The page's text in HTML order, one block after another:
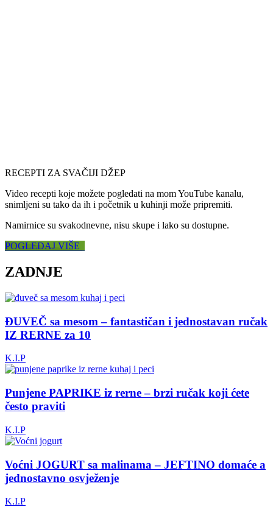
RECEPTI ZA SVAČIJI DŽEP
Video recepti koje možete pogledati na mom YouTube kanalu,
snimljeni su tako da ih i početnik u kuhinji može pripremiti.
Namirnice su svakodnevne, nisu skupe i lako su dostupne.
POGLEDAJ VIŠE
ZADNJE
ĐUVEČ sa mesom – fantastičan i jednostavan ručak
IZ RERNE za 10
K.I.P
Punjene PAPRIKE iz rerne – brzi ručak koji ćete
često praviti
K.I.P
Voćni JOGURT sa malinama – JEFTINO domaće a
jednostavno osvježenje
K.I.P